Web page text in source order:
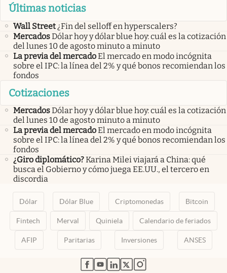
Últimas noticias
Wall Street ¿Fin del selloff en hyperscalers?
MercadosDólar hoy y dólar blue hoy: cuál es la cotización
del lunes 10 de agosto minuto a minuto
La previa del mercadoEl mercado en modo incógnita
sobre el IPC: la línea del 2% y qué bonos recomiendan los
fondos
Cotizaciones
MercadosDólar hoy y dólar blue hoy: cuál es la cotización
del lunes 10 de agosto minuto a minuto
La previa del mercadoEl mercado en modo incógnita
sobre el IPC: la línea del 2% y qué bonos recomiendan los
fondos
¿Giro diplomático?Karina Milei viajará a China: qué
busca el Gobierno y cómo juega EE.UU., el tercero en
discordia
Dólar Dólar Blue Criptomonedas Bitcoin
Fintech Merval Quiniela Calendario de feriados
AFIP Paritarias Inversiones ANSES
abre en nueva pestaña
abre en nueva pestaña
abre en nueva pestaña
abre en nueva pestaña
abre en nueva pestaña